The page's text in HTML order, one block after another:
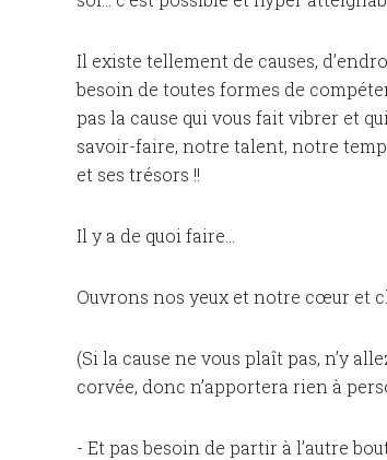
Il existe tellement de causes,
besoin de toutes formes de
pas la cause qui vous fait vibrer et
savoir-faire, notre talent, notre
et ses trésors !!
Il y a de quoi faire...
Ouvrons nos yeux et notre cœur et
(Si la cause ne vous plaît pas, n’y
corvée, donc n’apportera rien à
- Et pas besoin de partir à l’autre